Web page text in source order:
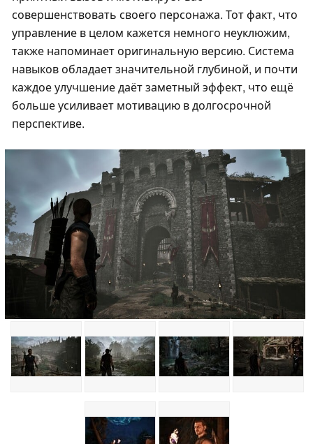
совершенствовать своего персонажа. Тот факт, что
управление в целом кажется немного неуклюжим,
также напоминает оригинальную версию. Система
навыков обладает значительной глубиной, и почти
каждое улучшение даёт заметный эффект, что ещё
больше усиливает мотивацию в долгосрочной
перспективе.